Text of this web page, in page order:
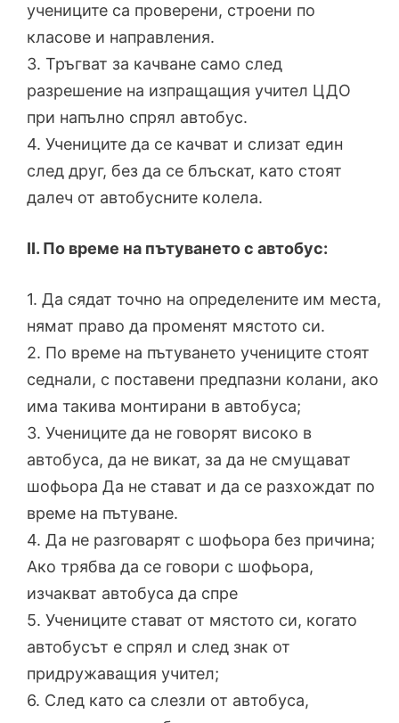
учениците са проверени, строени по
класове и направления.
3. Тръгват за качване само след
разрешение на изпращащия учител ЦДО
при напълно спрял автобус.
4. Учениците да се качват и слизат един
след друг, без да се блъскат, като стоят
далеч от автобусните колела.
ІІ. По време на пътуването с автобус:
1. Да сядат точно на определените им места,
нямат право да променят мястото си.
2. По време на пътуването учениците стоят
седнали, с поставени предпазни колани, ако
има такива монтирани в автобуса;
3. Учениците да не говорят високо в
автобуса, да не викат, за да не смущават
шофьора Да не стават и да се разхождат по
време на пътуване.
4. Да не разговарят с шофьора без причина;
Ако трябва да се говори с шофьора,
изчакват автобуса да спре
5. Учениците стават от мястото си, когато
автобусът е спрял и след знак от
придружаващия учител;
6. След като са слезли от автобуса,